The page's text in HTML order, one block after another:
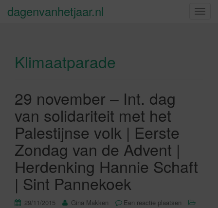
S
dagenvanhetjaar.nl
Klimaatparade
29 november – Int. dag
van solidariteit met het
Palestijnse volk | Eerste
Zondag van de Advent |
Herdenking Hannie Schaft
| Sint Pannekoek
29/11/2015 Gina Makken
Een reactie plaatsen